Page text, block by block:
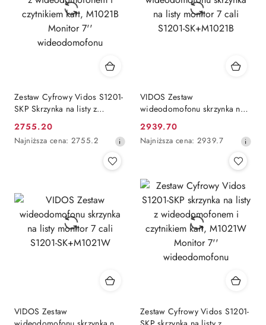
Zestaw Cyfrowy Vidos S1201-
SKP Skrzynka na listy z
czytnikiem kart, M1021B
Monitor 7'' wideodomofonu
Cena
promocyjna:
2755.20
Najniższa
przed
obniżką
Najniższa cena: 2755.2
VIDOS Zestaw
wideodomofonu skrzynka na
SK+M1021B
Cena
promocyjna:
2939.70
Najniższa
dni
przed
obniżką
Najniższa cena: 2939.7
VIDOS Zestaw
Zestaw Cyfrowy Vidos S1201-